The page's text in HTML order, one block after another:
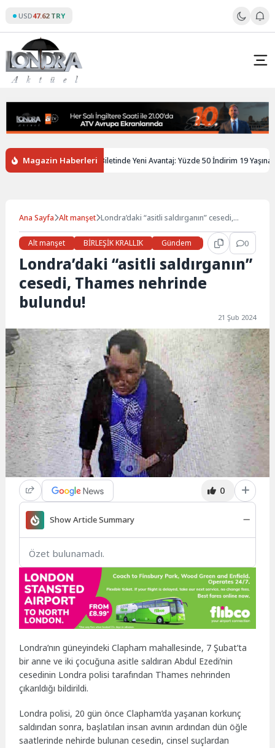
content
USD47.62 TRY
Magazin Haberleri
Gençlere Tren Biletinde Yeni Avantaj: Yüzde 50 İndirim 19 Yaşına
Ana Sayfa Alt manşet Londra’daki “asitli saldırganın” cesedi,
Alt manşet
BİRLEŞİK KRALLIK Gündem Haberler 0
Londra’daki “asitli saldırganın”
cesedi, Thames nehrinde
bulundu!
21 Şub 2024
0
Show Article Summary
Özet bulunamadı.
Londra’nın güneyindeki Clapham mahallesinde, 7 Şubat’ta
bir anne ve iki çocuğuna asitle saldıran Abdul Ezedi’nin
cesedinin Londra polisi tarafından Thames nehrinden
çıkarıldığı bildirildi.
Londra polisi, 20 gün önce Clapham’da yaşanan korkunç
saldırıdan sonra, başlatılan insan avının ardından dün öğle
saatlerinde nehirde bulunan cesedin, cinsel suçlardan